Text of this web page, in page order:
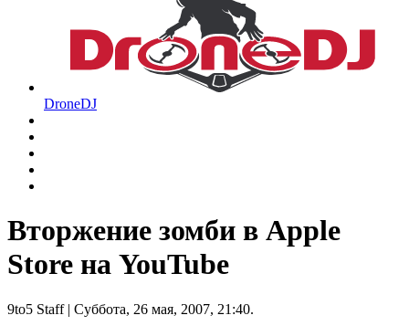
DroneDJ
Вторжение зомби в Apple
Store на YouTube
9to5 Staff| Суббота, 26 мая, 2007, 21:40.